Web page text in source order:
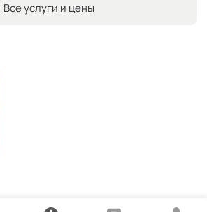
Все услуги и цены